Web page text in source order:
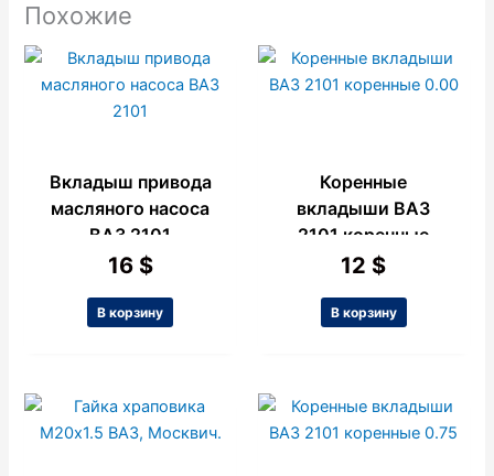
Похожие
Вкладыш привода
масляного насоса
ВАЗ 2101
16 $
В корзину
Коренные
вкладыши ВАЗ
2101 коренные
0.00
12 $
В корзину